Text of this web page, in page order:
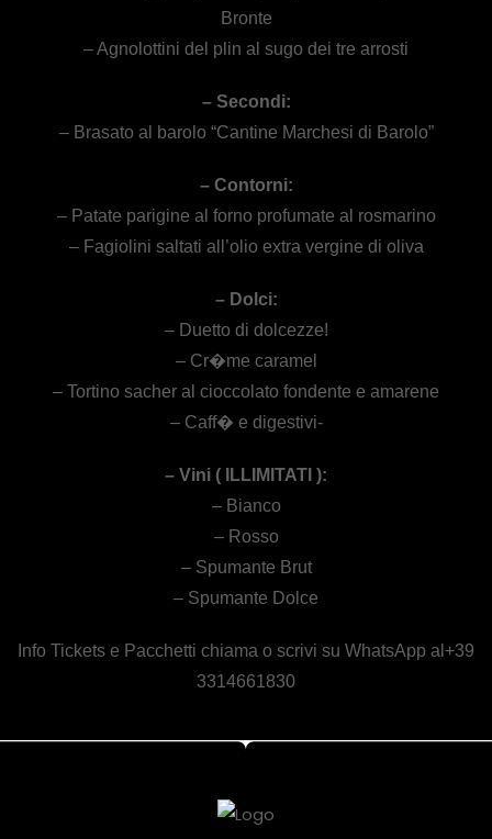
Bronte
– Agnolottini del plin al sugo dei tre arrosti
– Secondi:
– Brasato al barolo “Cantine Marchesi di Barolo”
– Contorni:
– Patate parigine al forno profumate al rosmarino
– Fagiolini saltati all’olio extra vergine di oliva
– Dolci:
– Duetto di dolcezze!
– Cr�me caramel
– Tortino sacher al cioccolato fondente e amarene
– Caff� e digestivi-
– Vini ( ILLIMITATI ):
– Bianco
– Rosso
– Spumante Brut
– Spumante Dolce
Info Tickets e Pacchetti chiama o scrivi su WhatsApp al+39
3314661830